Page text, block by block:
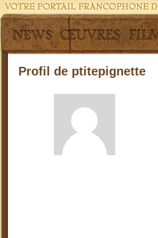
Profil de ptitepignette